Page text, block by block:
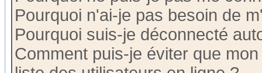
Pourquoi n'ai-je pas besoin de
Pourquoi suis-je déconnecté
Comment puis-je éviter que